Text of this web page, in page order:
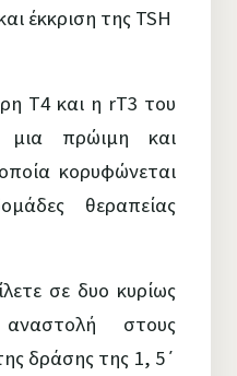
έκκριση της TSH
Τ4 και η rT3 του
πρώιμη και
κορυφώνεται
θεραπείας
σε δυο κυρίως
στους
δράσης της 1, 5΄